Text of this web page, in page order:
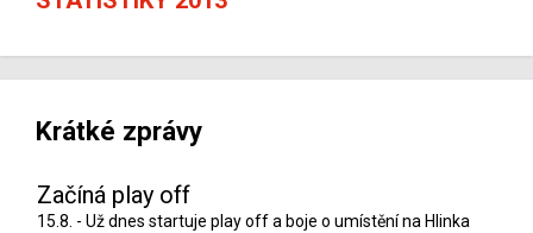
Krátké zprávy
Začíná play off
15.8. - Už dnes startuje play off a boje o umístění na Hlinka